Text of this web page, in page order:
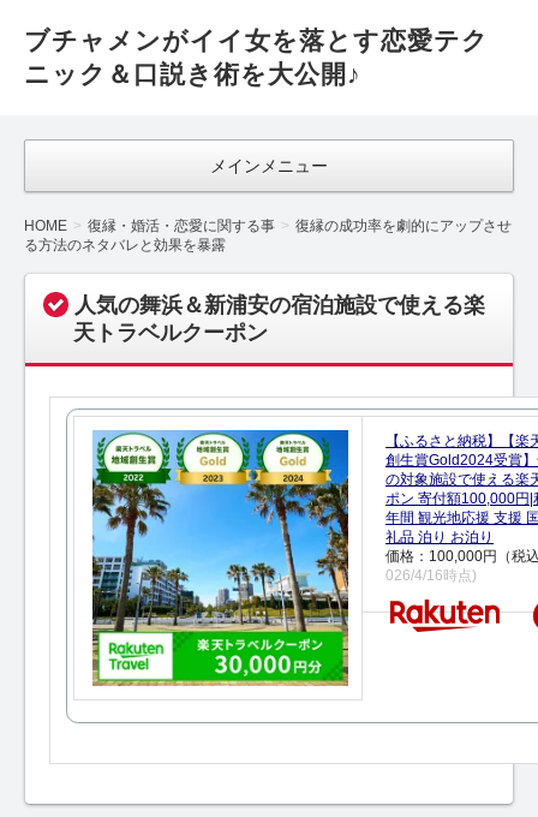
ブチャメンがイイ女を落とす恋愛テク
ニック＆口説き術を大公開♪
メインメニュー
HOME 復縁・婚活・恋愛に関する事
復縁の成功率を劇的にアップさせ
る方法のネタバレと効果を暴露
人気の舞浜＆新浦安の宿泊施設で使える楽
天トラベルクーポン
【ふるさと納税】【楽
創生賞Gold2024受賞
の対象施設で使える楽
ポン 寄付額100,000円|
年間 観光地応援 支援
礼品 泊り お泊り
価格：100,000円（税
026/4/16時点)